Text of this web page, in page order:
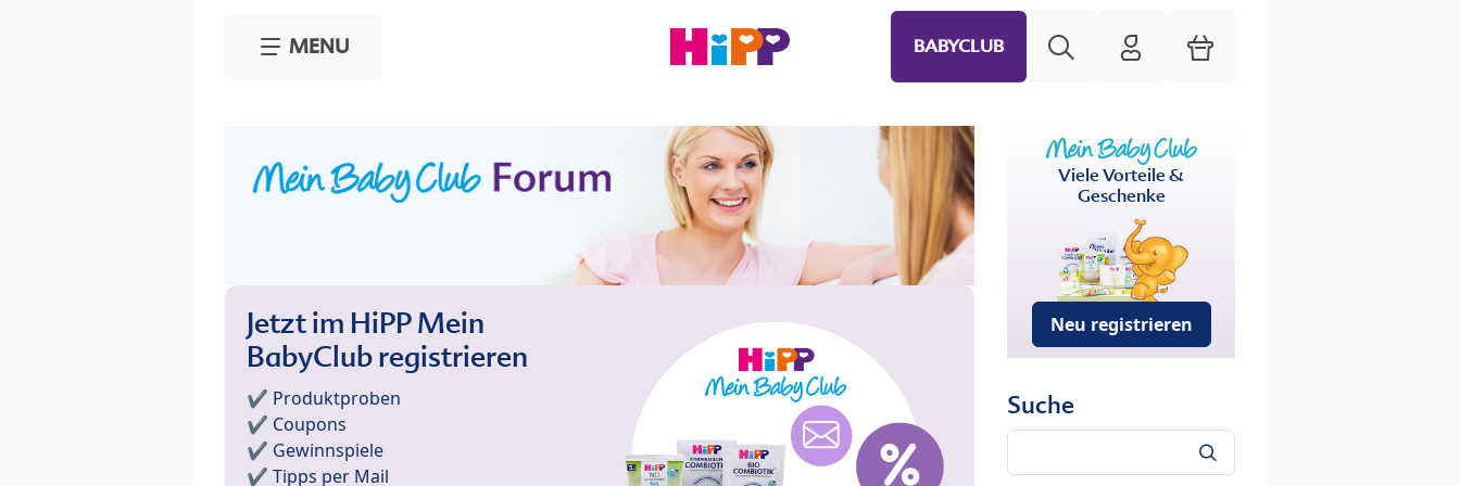
MENU BABYCLUB HiPP Mein Babyclub
Warenkorb
Jetzt im HiPP Mein
BabyClub registrieren
✔️ Produktproben
✔️ Coupons
✔️ Gewinnspiele
✔️ Tipps per Mail
Viele Vorteile &
Geschenke
Neu registrieren
Suche